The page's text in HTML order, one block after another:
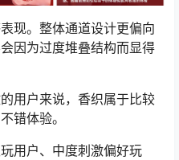
现。整体通道设计更偏向
因为过度堆叠结构而显得
用户来说，香织属于比较
错体验。
用户、中度刺激偏好玩